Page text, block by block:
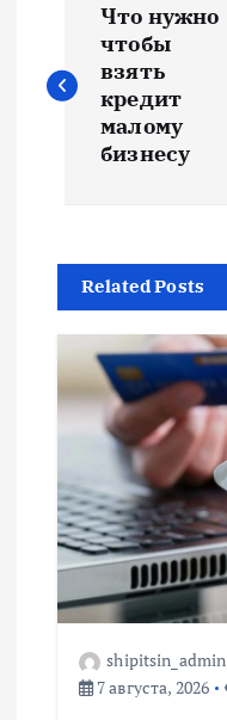
а
в
ц
и
я
п
о
з
Что нужно
чтобы
взять
кредит
малому
бизнесу
Related Posts
shipitsin_admin
7 августа, 2026